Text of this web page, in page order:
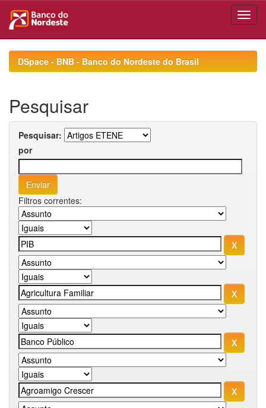
navigationDSpace - BNB - Banco do Nordeste do Brasil
Pesquisar
Pesquisar:
por
Filtros correntes: